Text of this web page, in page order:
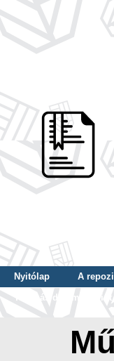
Nyitólap A
Tallózás dátum szerint